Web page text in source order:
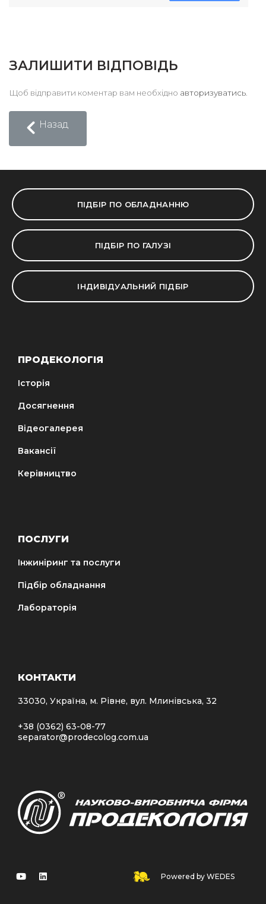
ЗАЛИШИТИ ВІДПОВІДЬ
Щоб відправити коментар вам необхідно авторизуватись
Назад
ПІДБІР ПО ОБЛАДНАННЮ
ПІДБІР ПО ГАЛУЗІ
ІНДИВІДУАЛЬНИЙ ПІДБІР
ПРОДЕКОЛОГІЯ
Історія
Досягнення
Відеогалерея
Вакансії
Керівництво
ПОСЛУГИ
Інжиніринг та послуги
Підбір обладнання
Лабораторія
КОНТАКТИ
33030, Україна, м. Рівне, вул. Млинівська, 32
+38 (0362) 63-08-77
separator@prodecolog.com.ua
Powered by WEDES